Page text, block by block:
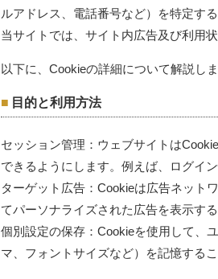
ルアドレス、電話番号など）を特定す
当サイトでは、サイト内広告及び利用
以下に、Cookieの詳細について解説しま
目的と利用方法
セッション管理：ウェブサイトは
できるようにします。例えば、ログイ
ターゲット広告：Cookieは広告ネット
てパーソナライズされた広告を表示す
個別設定の保存：Cookieを使用して、
マ、フォントサイズなど）を記憶するこ